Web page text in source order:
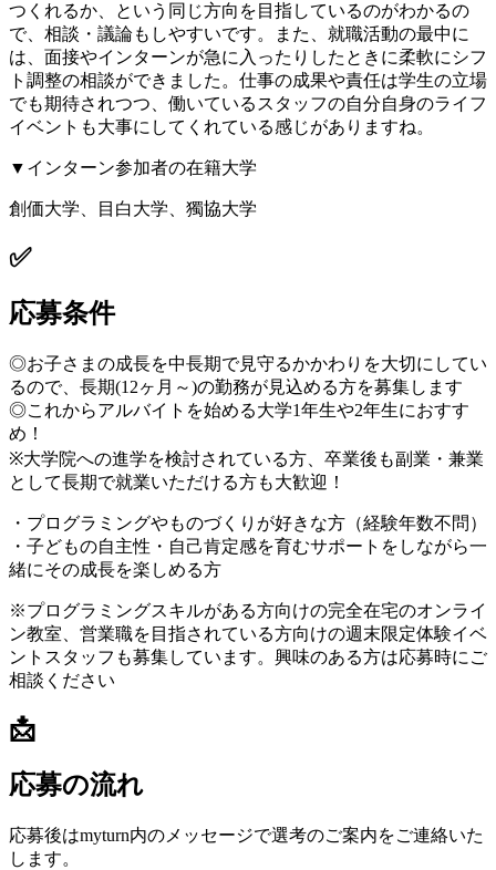
つくれるか、という同じ方向を目指しているのがわかるの
で、相談・議論もしやすいです。また、就職活動の最中に
は、面接やインターンが急に入ったりしたときに柔軟にシフ
ト調整の相談ができました。仕事の成果や責任は学生の立場
でも期待されつつ、働いているスタッフの自分自身のライフ
イベントも大事にしてくれている感じがありますね。
▼インターン参加者の在籍大学
創価大学、目白大学、獨協大学
✅
応募条件
◎お子さまの成長を中長期で見守るかかわりを大切にしてい
るので、長期(12ヶ月～)の勤務が見込める方を募集します
◎これからアルバイトを始める大学1年生や2年生におすす
め！
※大学院への進学を検討されている方、卒業後も副業・兼業
として長期で就業いただける方も大歓迎！
・プログラミングやものづくりが好きな方（経験年数不問）
・子どもの自主性・自己肯定感を育むサポートをしながら一
緒にその成長を楽しめる方
※プログラミングスキルがある方向けの完全在宅のオンライ
ン教室、営業職を目指されている方向けの週末限定体験イベ
ントスタッフも募集しています。興味のある方は応募時にご
相談ください
📩
応募の流れ
応募後はmyturn内のメッセージで選考のご案内をご連絡いた
します。